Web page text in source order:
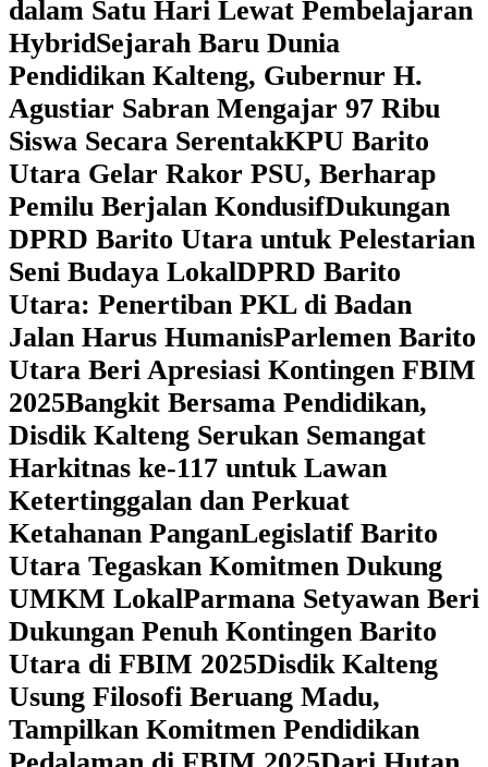
dalam Satu Hari Lewat Pembelajaran
HybridSejarah Baru Dunia
Pendidikan Kalteng, Gubernur H.
Agustiar Sabran Mengajar 97 Ribu
Siswa Secara SerentakKPU Barito
Utara Gelar Rakor PSU, Berharap
Pemilu Berjalan KondusifDukungan
DPRD Barito Utara untuk Pelestarian
Seni Budaya LokalDPRD Barito
Utara: Penertiban PKL di Badan
Jalan Harus HumanisParlemen Barito
Utara Beri Apresiasi Kontingen FBIM
2025‎Bangkit Bersama Pendidikan,
Disdik Kalteng Serukan Semangat
Harkitnas ke-117 untuk Lawan
Ketertinggalan dan Perkuat
Ketahanan PanganLegislatif Barito
Utara Tegaskan Komitmen Dukung
UMKM LokalParmana Setyawan Beri
Dukungan Penuh Kontingen Barito
Utara di FBIM 2025Disdik Kalteng
Usung Filosofi Beruang Madu,
Tampilkan Komitmen Pendidikan